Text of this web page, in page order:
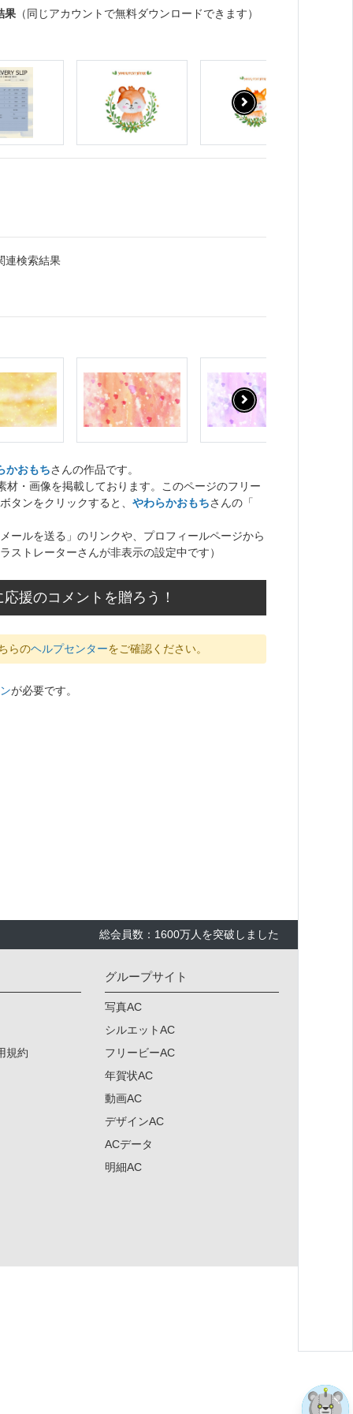
果 （同じアカウントで無料ダウンロードできます）
連検索結果
かおもちさんの作品です。
・画像を掲載しております。このページのフリー
タンをクリックすると、 やわらかおもちさんの「
ールを送る」のリンクや、プロフィールページから
ストレーターさんが非表示の設定中です）
援のコメントを贈ろう！
らのヘルプセンターをご確認ください。
が必要です。
総会員数：1600万人を突破しました
規約
グループサイト
写真AC
シルエットAC
フリービーAC
年賀状AC
動画AC
デザインAC
ACデータ
明細AC